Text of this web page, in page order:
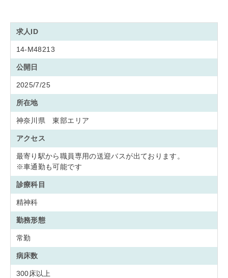
求人ID
14-M48213
公開日
2025/7/25
所在地
神奈川県 東部エリア
アクセス
最寄り駅から職員専用の送迎バスが出ております。
※車通勤も可能です
診療科目
精神科
勤務形態
常勤
病床数
300床以上